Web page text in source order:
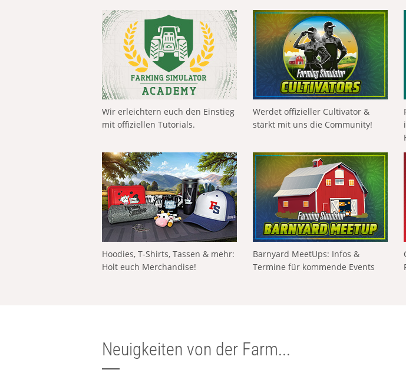
Wir erleichtern euch den Einstieg
mit offiziellen Tutorials.
Werdet offizieller Cultivator &
stärkt mit uns die Community!
Hoodies, T-Shirts, Tassen & mehr:
Holt euch Merchandise!
Barnyard MeetUps: Infos &
Termine für kommende Events
Neuigkeiten von der Farm...